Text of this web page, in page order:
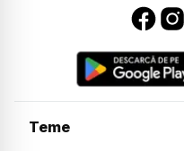
Teme